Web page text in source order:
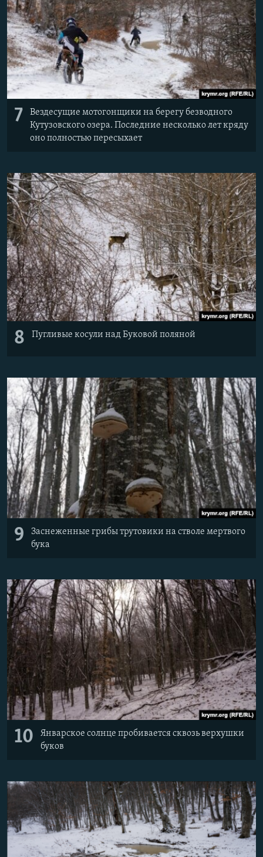
7
Вездесущие мотогонщики на берегу безводного
Кутузовского озера. Последние несколько лет кряду
оно полностью пересыхает
8 Пугливые косули над Буковой поляной
9
Заснеженные грибы трутовики на стволе мертвого
бука
10
Январское солнце пробивается сквозь верхушки
буков